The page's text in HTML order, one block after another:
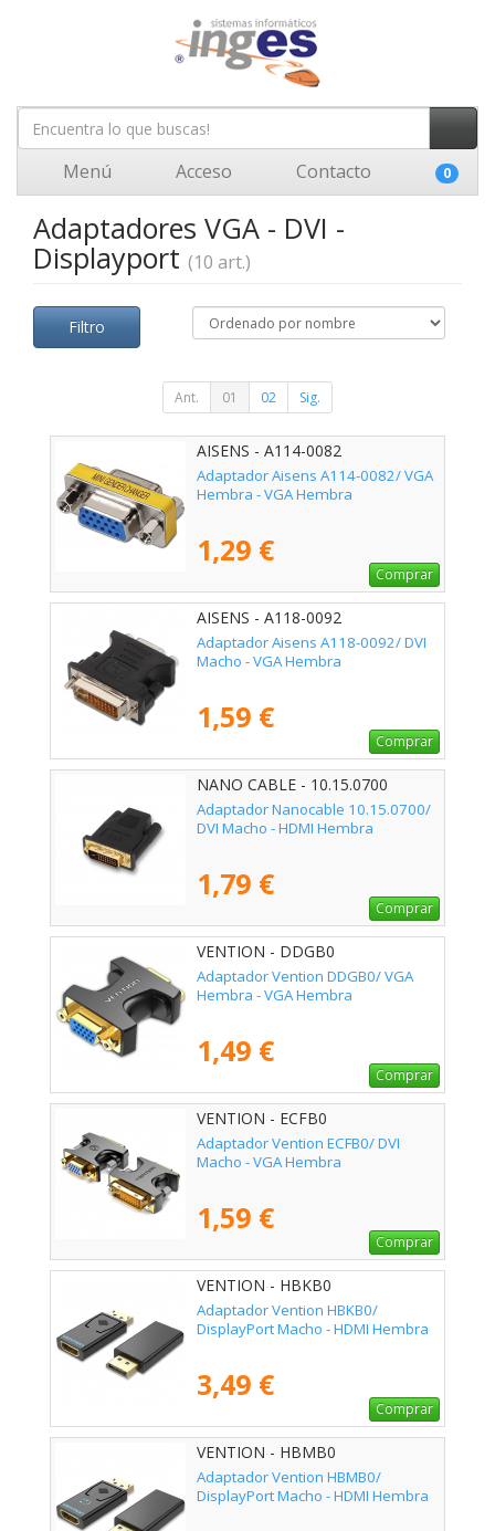
Menú Acceso Contacto 0
Adaptadores VGA - DVI -
Displayport (10 art.)
Filtro
Ant. 01 02 Sig.
AISENS - A114-0082
Adaptador Aisens A114-0082/ VGA
Hembra - VGA Hembra
1,29 €
Comprar
AISENS - A118-0092
Adaptador Aisens A118-0092/ DVI
Macho - VGA Hembra
1,59 €
Comprar
NANO CABLE - 10.15.0700
Adaptador Nanocable 10.15.0700/
DVI Macho - HDMI Hembra
1,79 €
Comprar
VENTION - DDGB0
Adaptador Vention DDGB0/ VGA
Hembra - VGA Hembra
1,49 €
Comprar
VENTION - ECFB0
Adaptador Vention ECFB0/ DVI
Macho - VGA Hembra
1,59 €
Comprar
VENTION - HBKB0
Adaptador Vention HBKB0/
DisplayPort Macho - HDMI Hembra
3,49 €
Comprar
VENTION - HBMB0
Adaptador Vention HBMB0/
DisplayPort Macho - HDMI Hembra